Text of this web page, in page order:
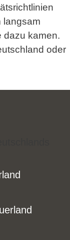
langsam
dazu kamen.
oder